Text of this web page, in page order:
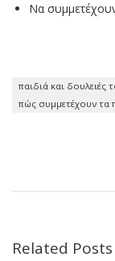
Να
παιδιά και δουλειές
πώς συμμετέχουν τα
Related Posts